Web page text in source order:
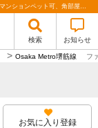
ファインフラッツ北浜 大阪府大阪市中央区東高麗橋1-223,980万円の中古マンションペット可、角部屋、ウォークインクローゼット、低層階、駅近、北浜｜株式会社ハウスコミュニケーション
検索 お知らせ
> Osaka Metro堺筋線 フ
お気に入り登録